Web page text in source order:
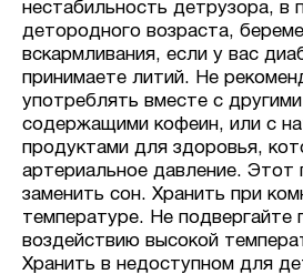
нестабильность детрузора, в
детородного возраста,
вскармливания, если у вас
принимаете литий. Не
употреблять вместе с
содержащими кофеин, или с
продуктами для здоровья,
артериальное давление. Этот
заменить сон. Хранить при
температуре. Не подвергайте
воздействию высокой
Хранить в недоступном для